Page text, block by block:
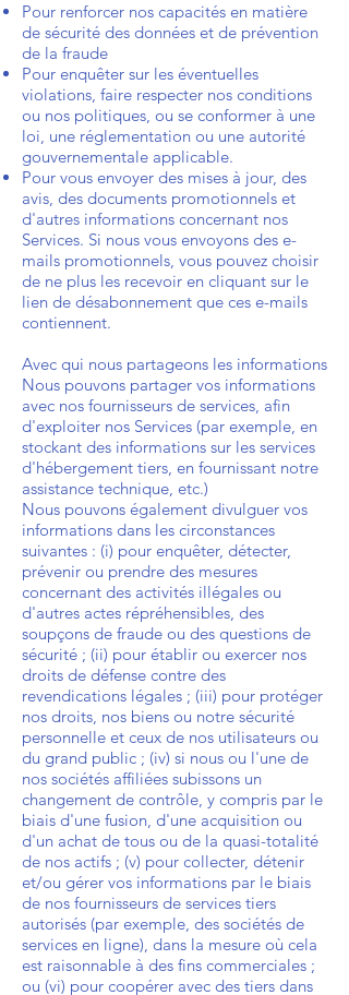
Pour renforcer nos capacités en matière
de sécurité des données et de prévention
de la fraude
Pour enquêter sur les éventuelles
violations, faire respecter nos conditions
ou nos politiques, ou se conformer à une
loi, une réglementation ou une autorité
gouvernementale applicable.
Pour vous envoyer des mises à jour, des
avis, des documents promotionnels et
d'autres informations concernant nos
Services. Si nous vous envoyons des e-
mails promotionnels, vous pouvez choisir
de ne plus les recevoir en cliquant sur le
lien de désabonnement que ces e-mails
contiennent.
Avec qui nous partageons les informations
Nous pouvons partager vos informations
avec nos fournisseurs de services, afin
d'exploiter nos Services (par exemple, en
stockant des informations sur les services
d'hébergement tiers, en fournissant notre
assistance technique, etc.)
Nous pouvons également divulguer vos
informations dans les circonstances
suivantes : (i) pour enquêter, détecter,
prévenir ou prendre des mesures
concernant des activités illégales ou
d'autres actes répréhensibles, des
soupçons de fraude ou des questions de
sécurité ; (ii) pour établir ou exercer nos
droits de défense contre des
revendications légales ; (iii) pour protéger
nos droits, nos biens ou notre sécurité
personnelle et ceux de nos utilisateurs ou
du grand public ; (iv) si nous ou l'une de
nos sociétés affiliées subissons un
changement de contrôle, y compris par le
biais d'une fusion, d'une acquisition ou
d'un achat de tous ou de la quasi-totalité
de nos actifs ; (v) pour collecter, détenir
et/ou gérer vos informations par le biais
de nos fournisseurs de services tiers
autorisés (par exemple, des sociétés de
services en ligne), dans la mesure où cela
est raisonnable à des fins commerciales ;
ou (vi) pour coopérer avec des tiers dans